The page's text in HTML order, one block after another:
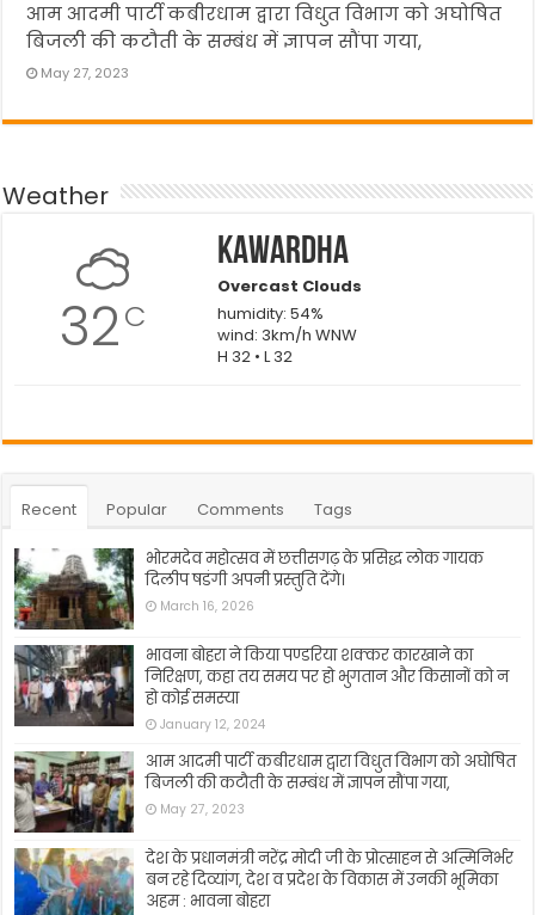
आम आदमी पार्टी कबीरधाम द्वारा विधुत विभाग को अघोषित
बिजली की कटौती के सम्बंध में ज्ञापन सौंपा गया,
May 27, 2023
Weather
32C
Kawardha
Overcast Clouds
humidity: 54%
wind: 3km/h WNW
H 32 • L 32
Recent Popular Comments Tags
भोरमदेव महोत्सव में छत्तीसगढ़ के प्रसिद्ध लोक गायक
दिलीप षडंगी अपनी प्रस्तुति देंगे।
March 16, 2026
भावना बोहरा ने किया पण्डरिया शक्कर कारखाने का
निरिक्षण, कहा तय समय पर हो भुगतान और किसानों को न
हो कोई समस्या
January 12, 2024
आम आदमी पार्टी कबीरधाम द्वारा विधुत विभाग को अघोषित
बिजली की कटौती के सम्बंध में ज्ञापन सौंपा गया,
May 27, 2023
देश के प्रधानमंत्री नरेंद्र मोदी जी के प्रोत्साहन से अत्मिनिर्भर
बन रहे दिव्यांग, देश व प्रदेश के विकास में उनकी भूमिका
अहम : भावना बोहरा